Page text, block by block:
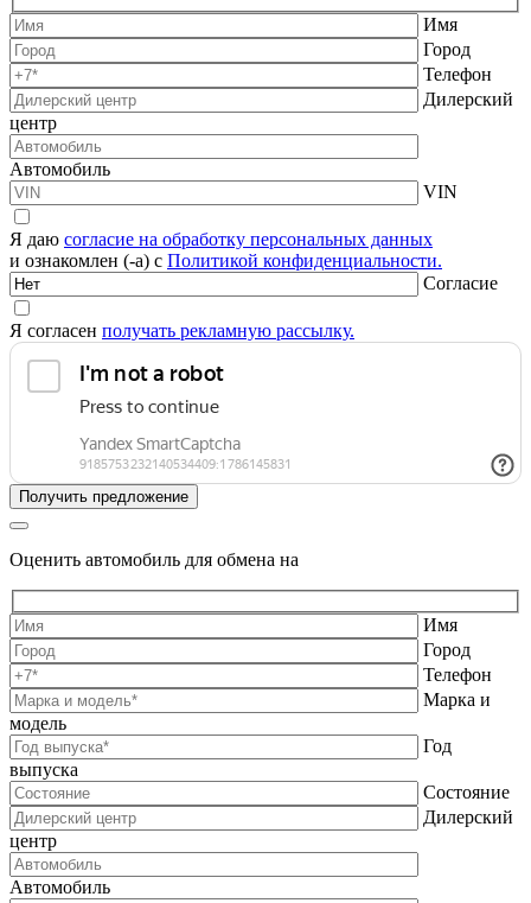
Имя
Город
Телефон
Дилерский
центр
Автомобиль
VIN
Я даю согласие на обработку персональных данных
и ознакомлен (-а) с Политикой конфиденциальности.
Согласие
Я согласен получать рекламную рассылку.
Оценить автомобиль для обмена на
Имя
Город
Телефон
Марка и
модель
Год
выпуска
Состояние
Дилерский
центр
Автомобиль